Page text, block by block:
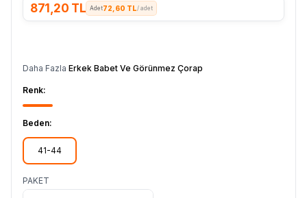
871,20 TL 72,60 TL/ adet
Daha Fazla Erkek Babet Ve Görünmez Çorap
Renk:
Beden:
41-44
PAKET